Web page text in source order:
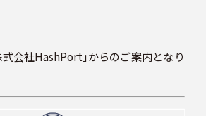
式会社HashPort」からのご案内となり